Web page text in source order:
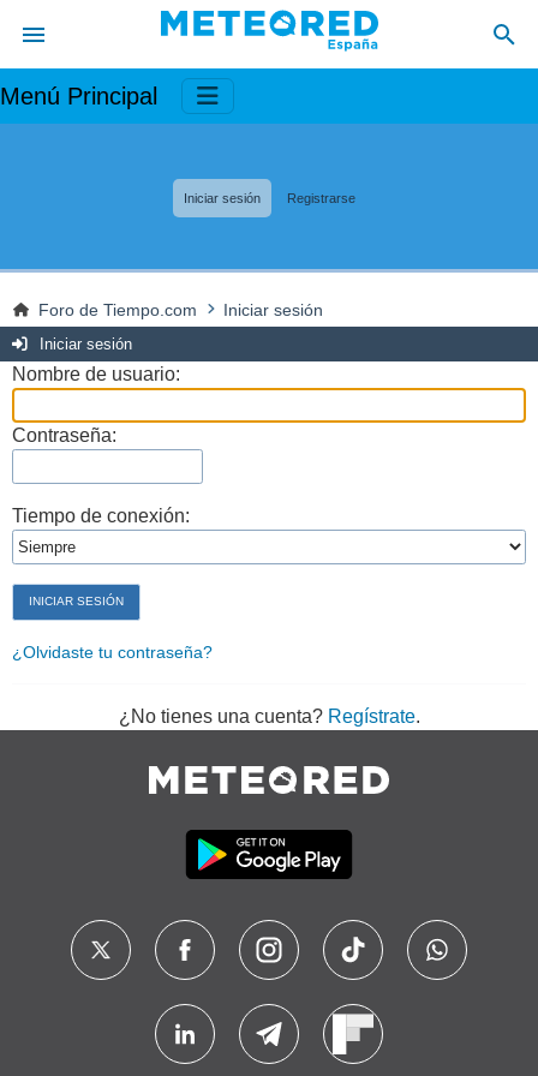
Menú Principal
Iniciar sesión Registrarse
Foro de Tiempo.com Iniciar sesión
Iniciar sesión
Nombre de usuario:
Contraseña:
Tiempo de conexión:
¿Olvidaste tu contraseña?
¿No tienes una cuenta? Regístrate.